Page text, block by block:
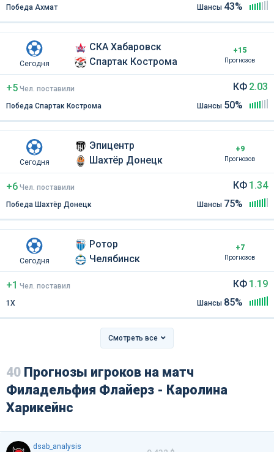
Победа Ахмат
Шансы 43%
Сегодня
СКА Хабаровск
Спартак Кострома
+15
Прогнозов
+5 Чел. поставили
Победа Спартак Кострома
КФ 2.03
Шансы 50%
Сегодня
Эпицентр
Шахтёр Донецк
+9
Прогнозов
+6 Чел. поставили
Победа Шахтёр Донецк
КФ 1.34
Шансы 75%
Сегодня
Ротор
Челябинск
+7
Прогнозов
+1 Чел. поставил
1Х
КФ 1.19
Шансы 85%
Смотреть все
40 Прогнозы игроков на матч
Филадельфия Флайерз - Каролина
Харикейнс
dsab_analysis